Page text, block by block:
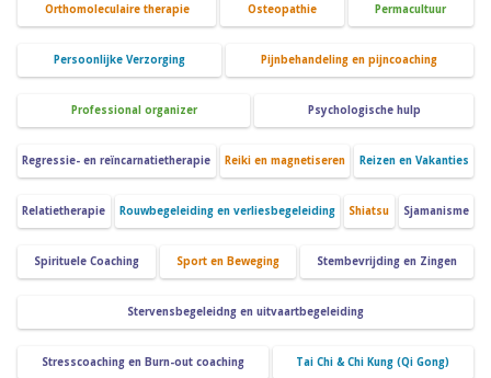
Orthomoleculaire therapie Osteopathie Permacultuur
Persoonlijke Verzorging Pijnbehandeling en pijncoaching
Professional organizer Psychologische hulp
Regressie- en reïncarnatietherapie Reiki en magnetiseren Reizen en Vakanties
Relatietherapie Rouwbegeleiding en verliesbegeleiding Shiatsu Sjamanisme
Spirituele Coaching Sport en Beweging Stembevrijding en Zingen
Stervensbegeleidng en uitvaartbegeleiding
Stresscoaching en Burn-out coaching Tai Chi & Chi Kung (Qi Gong)